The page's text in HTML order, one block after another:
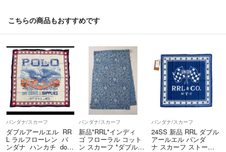
こちらの商品もおすすめです
バンダナ/スカーフ
ダブルアールエル RR
L ラルフローレン バ
ンダナ ハンカチ doub
バンダナ/スカーフ
新品*RRL*インディ
ゴ フローラル コット
ン スカーフ *ダブルア
バンダナ/スカーフ
24SS 新品 RRL ダブル
アールエル バンダ
ナ スカーフ ストー